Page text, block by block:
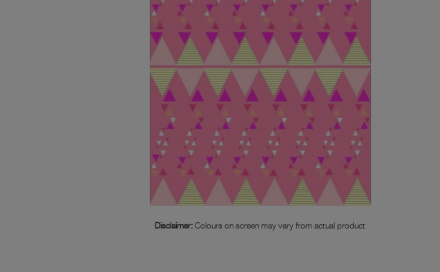
Disclaimer: Colours on screen may vary from actual product